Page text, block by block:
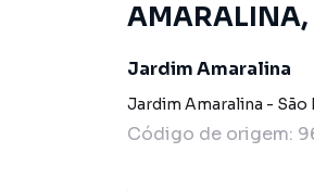
AMARALINA,
Jardim Amaralina
Jardim Amaralina - São
Código de origem: